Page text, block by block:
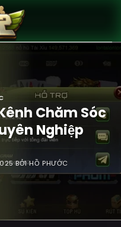
Chăm Sóc
Nghiệp
BỞIHỒ PHƯỚC